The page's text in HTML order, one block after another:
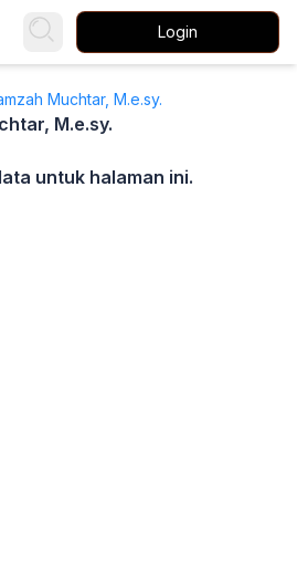
Login
Muchtar, M.e.sy.
M.e.sy.
untuk halaman ini.